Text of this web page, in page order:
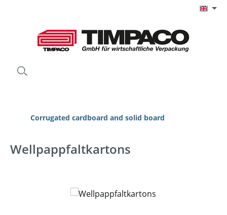
Corrugated cardboard and solid board
Wellpappfaltkartons
Skip image gallery